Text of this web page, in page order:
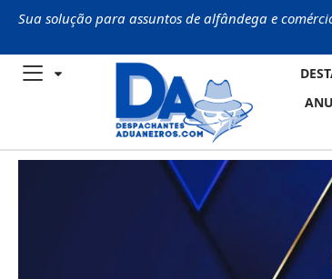
Sua solução para assuntos de alfândega e